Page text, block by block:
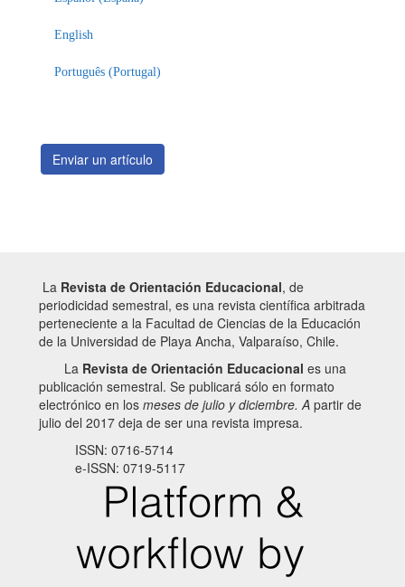
English
Português (Portugal)
artículo
Enviar un artículo
La Revista de Orientación Educacional, de
periodicidad semestral, es una revista científica arbitrada
perteneciente a la Facultad de Ciencias de la Educación
de la Universidad de Playa Ancha, Valparaíso, Chile.
La Revista de Orientación Educacional es una
publicación semestral. Se publicará sólo en formato
electrónico en los meses de julio y diciembre. A partir de
julio del 2017 deja de ser una revista impresa.
ISSN: 0716-5714
e-ISSN: 0719-5117